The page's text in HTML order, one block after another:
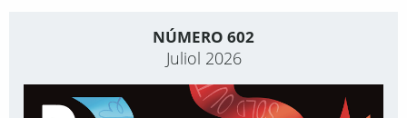
NÚMERO 602
Juliol 2026